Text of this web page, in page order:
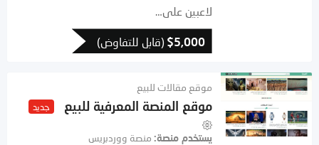
لاعبين على…
$5,000 (قابل للتفاوض)
موقع مقالات للبيع
موقع المنصة المعرفية للبيع جديد
يستخدم منصة منصة ووردبريس